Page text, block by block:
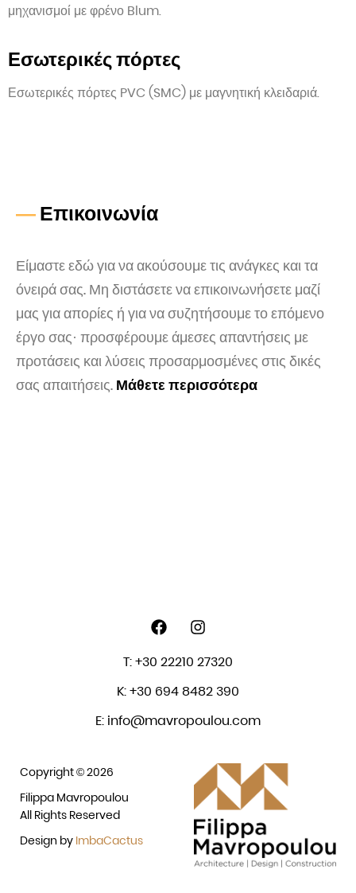
μηχανισμοί με φρένο Blum.
Εσωτερικές πόρτες
Εσωτερικές πόρτες PVC (SMC) με μαγνητική κλειδαριά.
—Επικοινωνία
Είμαστε εδώ για να ακούσουμε τις ανάγκες και τα
όνειρά σας. Μη διστάσετε να επικοινωνήσετε μαζί
μας για απορίες ή για να συζητήσουμε το επόμενο
έργο σας· προσφέρουμε άμεσες απαντήσεις με
προτάσεις και λύσεις προσαρμοσμένες στις δικές
σας απαιτήσεις. Μάθετε περισσότερα
Copyright © 2026
Filippa Mavropoulou
All Rights Reserved
Design by ImbaCactus
T: +30 22210 27320
K: +30 694 8482 390
E: info@mavropoulou.com